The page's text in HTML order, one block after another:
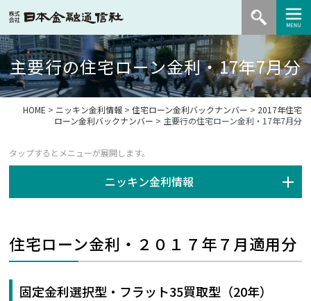
主要行の住宅ローン金利・17年7月分
HOME > ニッキン金利情報> 住宅ローン金利バックナンバー > 2017年住宅
ローン金利バックナンバー > 主要行の住宅ローン金利・17年7月分
ニッキン金利情報
住宅ローン金利・２０１７年７月適用分
固定金利選択型・フラット35買取型（20年）